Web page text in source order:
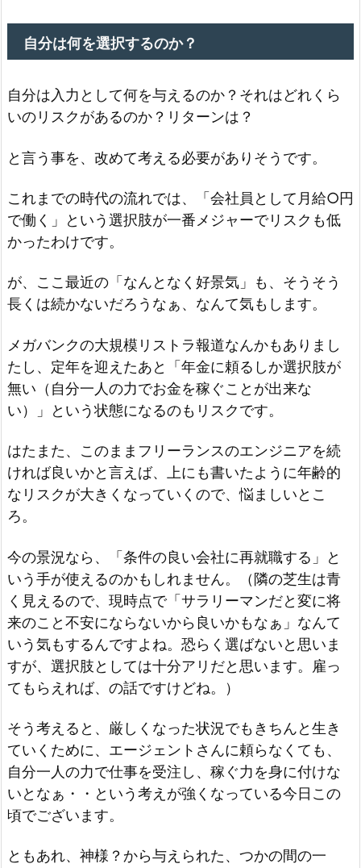
自分は何を選択するのか？
自分は入力として何を与えるのか？それはどれくら
いのリスクがあるのか？リターンは？
と言う事を、改めて考える必要がありそうです。
これまでの時代の流れでは、「会社員として月給○円
で働く」という選択肢が一番メジャーでリスクも低
かったわけです。
が、ここ最近の「なんとなく好景気」も、そうそう
長くは続かないだろうなぁ、なんて気もします。
メガバンクの大規模リストラ報道なんかもありまし
たし、定年を迎えたあと「年金に頼るしか選択肢が
無い（自分一人の力でお金を稼ぐことが出来な
い）」という状態になるのもリスクです。
はたまた、このままフリーランスのエンジニアを続
ければ良いかと言えば、上にも書いたように年齢的
なリスクが大きくなっていくので、悩ましいとこ
ろ。
今の景況なら、「条件の良い会社に再就職する」と
いう手が使えるのかもしれません。（隣の芝生は青
く見えるので、現時点で「サラリーマンだと変に将
来のこと不安にならないから良いかもなぁ」なんて
いう気もするんですよね。恐らく選ばないと思いま
すが、選択肢としては十分アリだと思います。雇っ
てもらえれば、の話ですけどね。）
そう考えると、厳しくなった状況でもきちんと生き
ていくために、エージェントさんに頼らなくても、
自分一人の力で仕事を受注し、稼ぐ力を身に付けな
いとなぁ・・という考えが強くなっている今日この
頃でございます。
ともあれ、神様？から与えられた、つかの間の一